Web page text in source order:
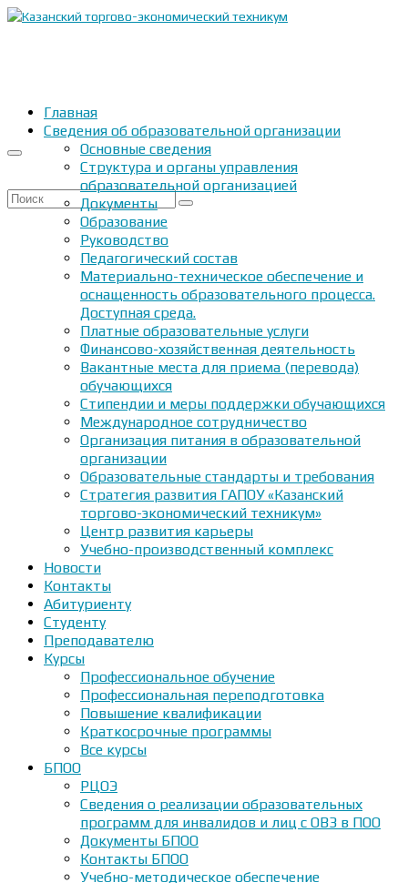
Искать:
Главная
Сведения об образовательной организации
Основные сведения
Структура и органы управления
образовательной организацией
Документы
Образование
Руководство
Педагогический состав
Материально-техническое обеспечение и
оснащенность образовательного процесса.
Доступная среда.
Платные образовательные услуги
Финансово-хозяйственная деятельность
Вакантные места для приема (перевода)
обучающихся
Стипендии и меры поддержки обучающихся
Международное сотрудничество
Организация питания в образовательной
организации
Образовательные стандарты и требования
Стратегия развития ГАПОУ «Казанский
торгово-экономический техникум»
Центр развития карьеры
Учебно-производственный комплекс
Новости
Контакты
Абитуриенту
Студенту
Преподавателю
Курсы
Профессиональное обучение
Профессиональная переподготовка
Повышение квалификации
Краткосрочные программы
Все курсы
БПОО
РЦОЭ
Сведения о реализации образовательных
программ для инвалидов и лиц с ОВЗ в ПОО
Документы БПОО
Контакты БПОО
Учебно-методическое обеспечение